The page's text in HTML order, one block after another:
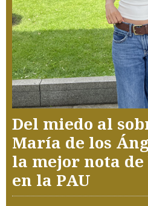
Del miedo al
María de los
la mejor nota
en la PAU